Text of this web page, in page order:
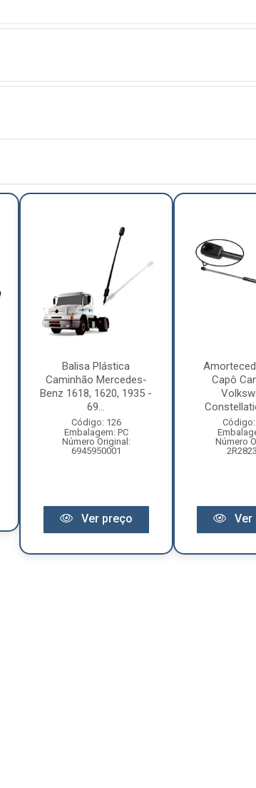
Balisa Plástica
Caminhão Mercedes-
Benz 1618, 1620, 1935 -
69...
Código: 126
Embalagem: PC
Número Original:
6945950001
Ver preço
Capô
Número
Ver